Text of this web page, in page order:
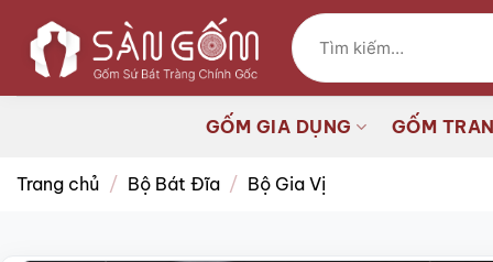
qua
dung
Tìm
kiếm:
GỐM GIA DỤNG GỐM
Trang chủ / Bộ Bát Đĩa / Bộ Gia Vị